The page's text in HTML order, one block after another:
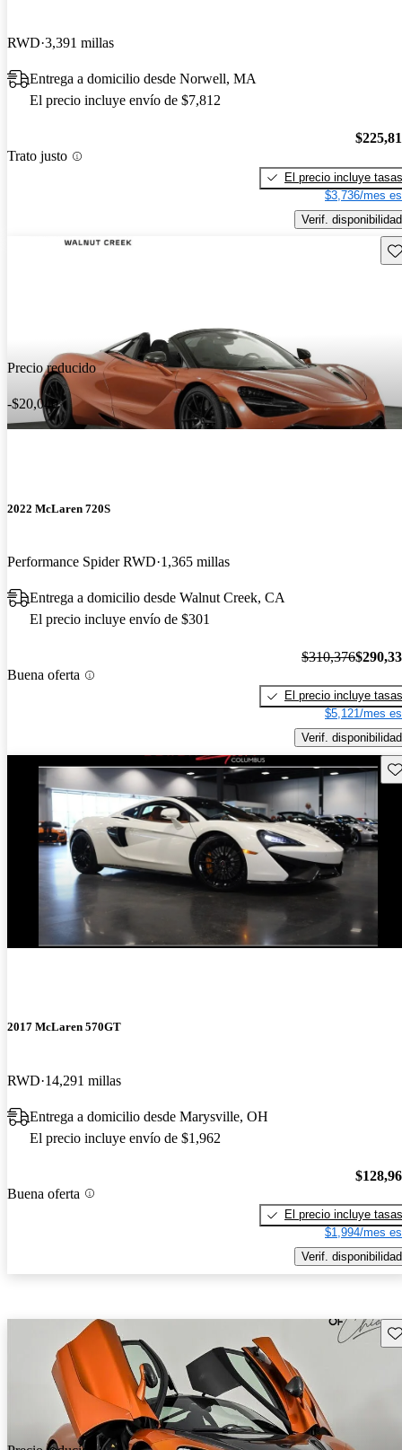
RWD 3,391 millas
Entrega a domicilio desde Norwell, MA
El precio incluye envío de $7,812
Trato justo
El precio incluye tasas
$3,736/mes
Verif. disponibilidad
Precio reducido
-$20,040
2022 McLaren 720S
Performance Spider RWD 1,365 millas
Entrega a domicilio desde Walnut Creek, CA
El precio incluye envío de $301
Buena oferta
$310,376
El precio incluye tasas
$5,121/mes
Verif. disponibilidad
2017 McLaren 570GT
RWD 14,291 millas
Entrega a domicilio desde Marysville, OH
El precio incluye envío de $1,962
Buena oferta
El precio incluye tasas
$1,994/mes
Verif. disponibilidad